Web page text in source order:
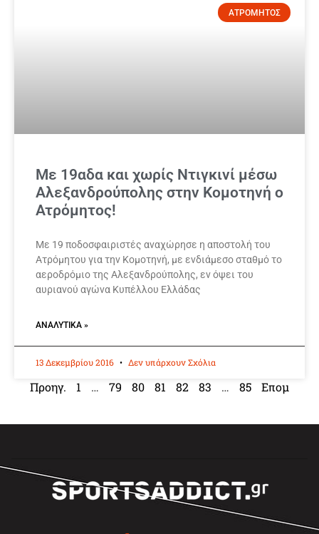
ΑΤΡΟΜΗΤΟΣ
Με 19αδα και χωρίς Ντιγκινί μέσω
Αλεξανδρούπολης στην Κομοτηνή ο
Ατρόμητος!
Με 19 ποδοσφαιριστές αναχώρησε η αποστολή του
Ατρόμητου για την Κομοτηνή, με ενδιάμεσο σταθμό το
αεροδρόμιο της Αλεξανδρούπολης, εν όψει του
αυριανού αγώνα Κυπέλλου Ελλάδας
ΑΝΑΛΥΤΙΚΆ »
13 Δεκεμβρίου 2016 Δεν υπάρχουν Σχόλια
Προηγ. 1 … 79 80 81 82 83 … 85 Επομ